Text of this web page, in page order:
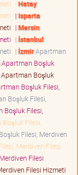
| Hatay
| Isparta
| Mersin
| İstanbul
| İzmirApartman
Apartman Boşluk
Apartman Boşluk
Boşluk Filesi,
Boşluk Filesi,
Filesi,
Filesi,
Filesi, Merdiven
Merdiven Filesi
Filesi
Filesi Hizmeti